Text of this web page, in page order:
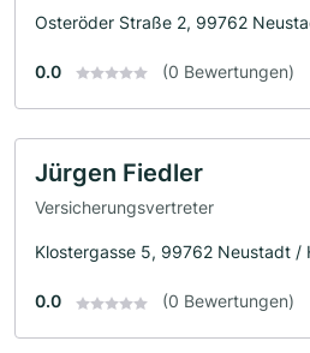
Osteröder Straße 2, 99762
0.0 (0 Bewertungen)
Jürgen Fiedler
Versicherungsvertreter
Klostergasse 5, 99762 Neustadt /
0.0 (0 Bewertungen)